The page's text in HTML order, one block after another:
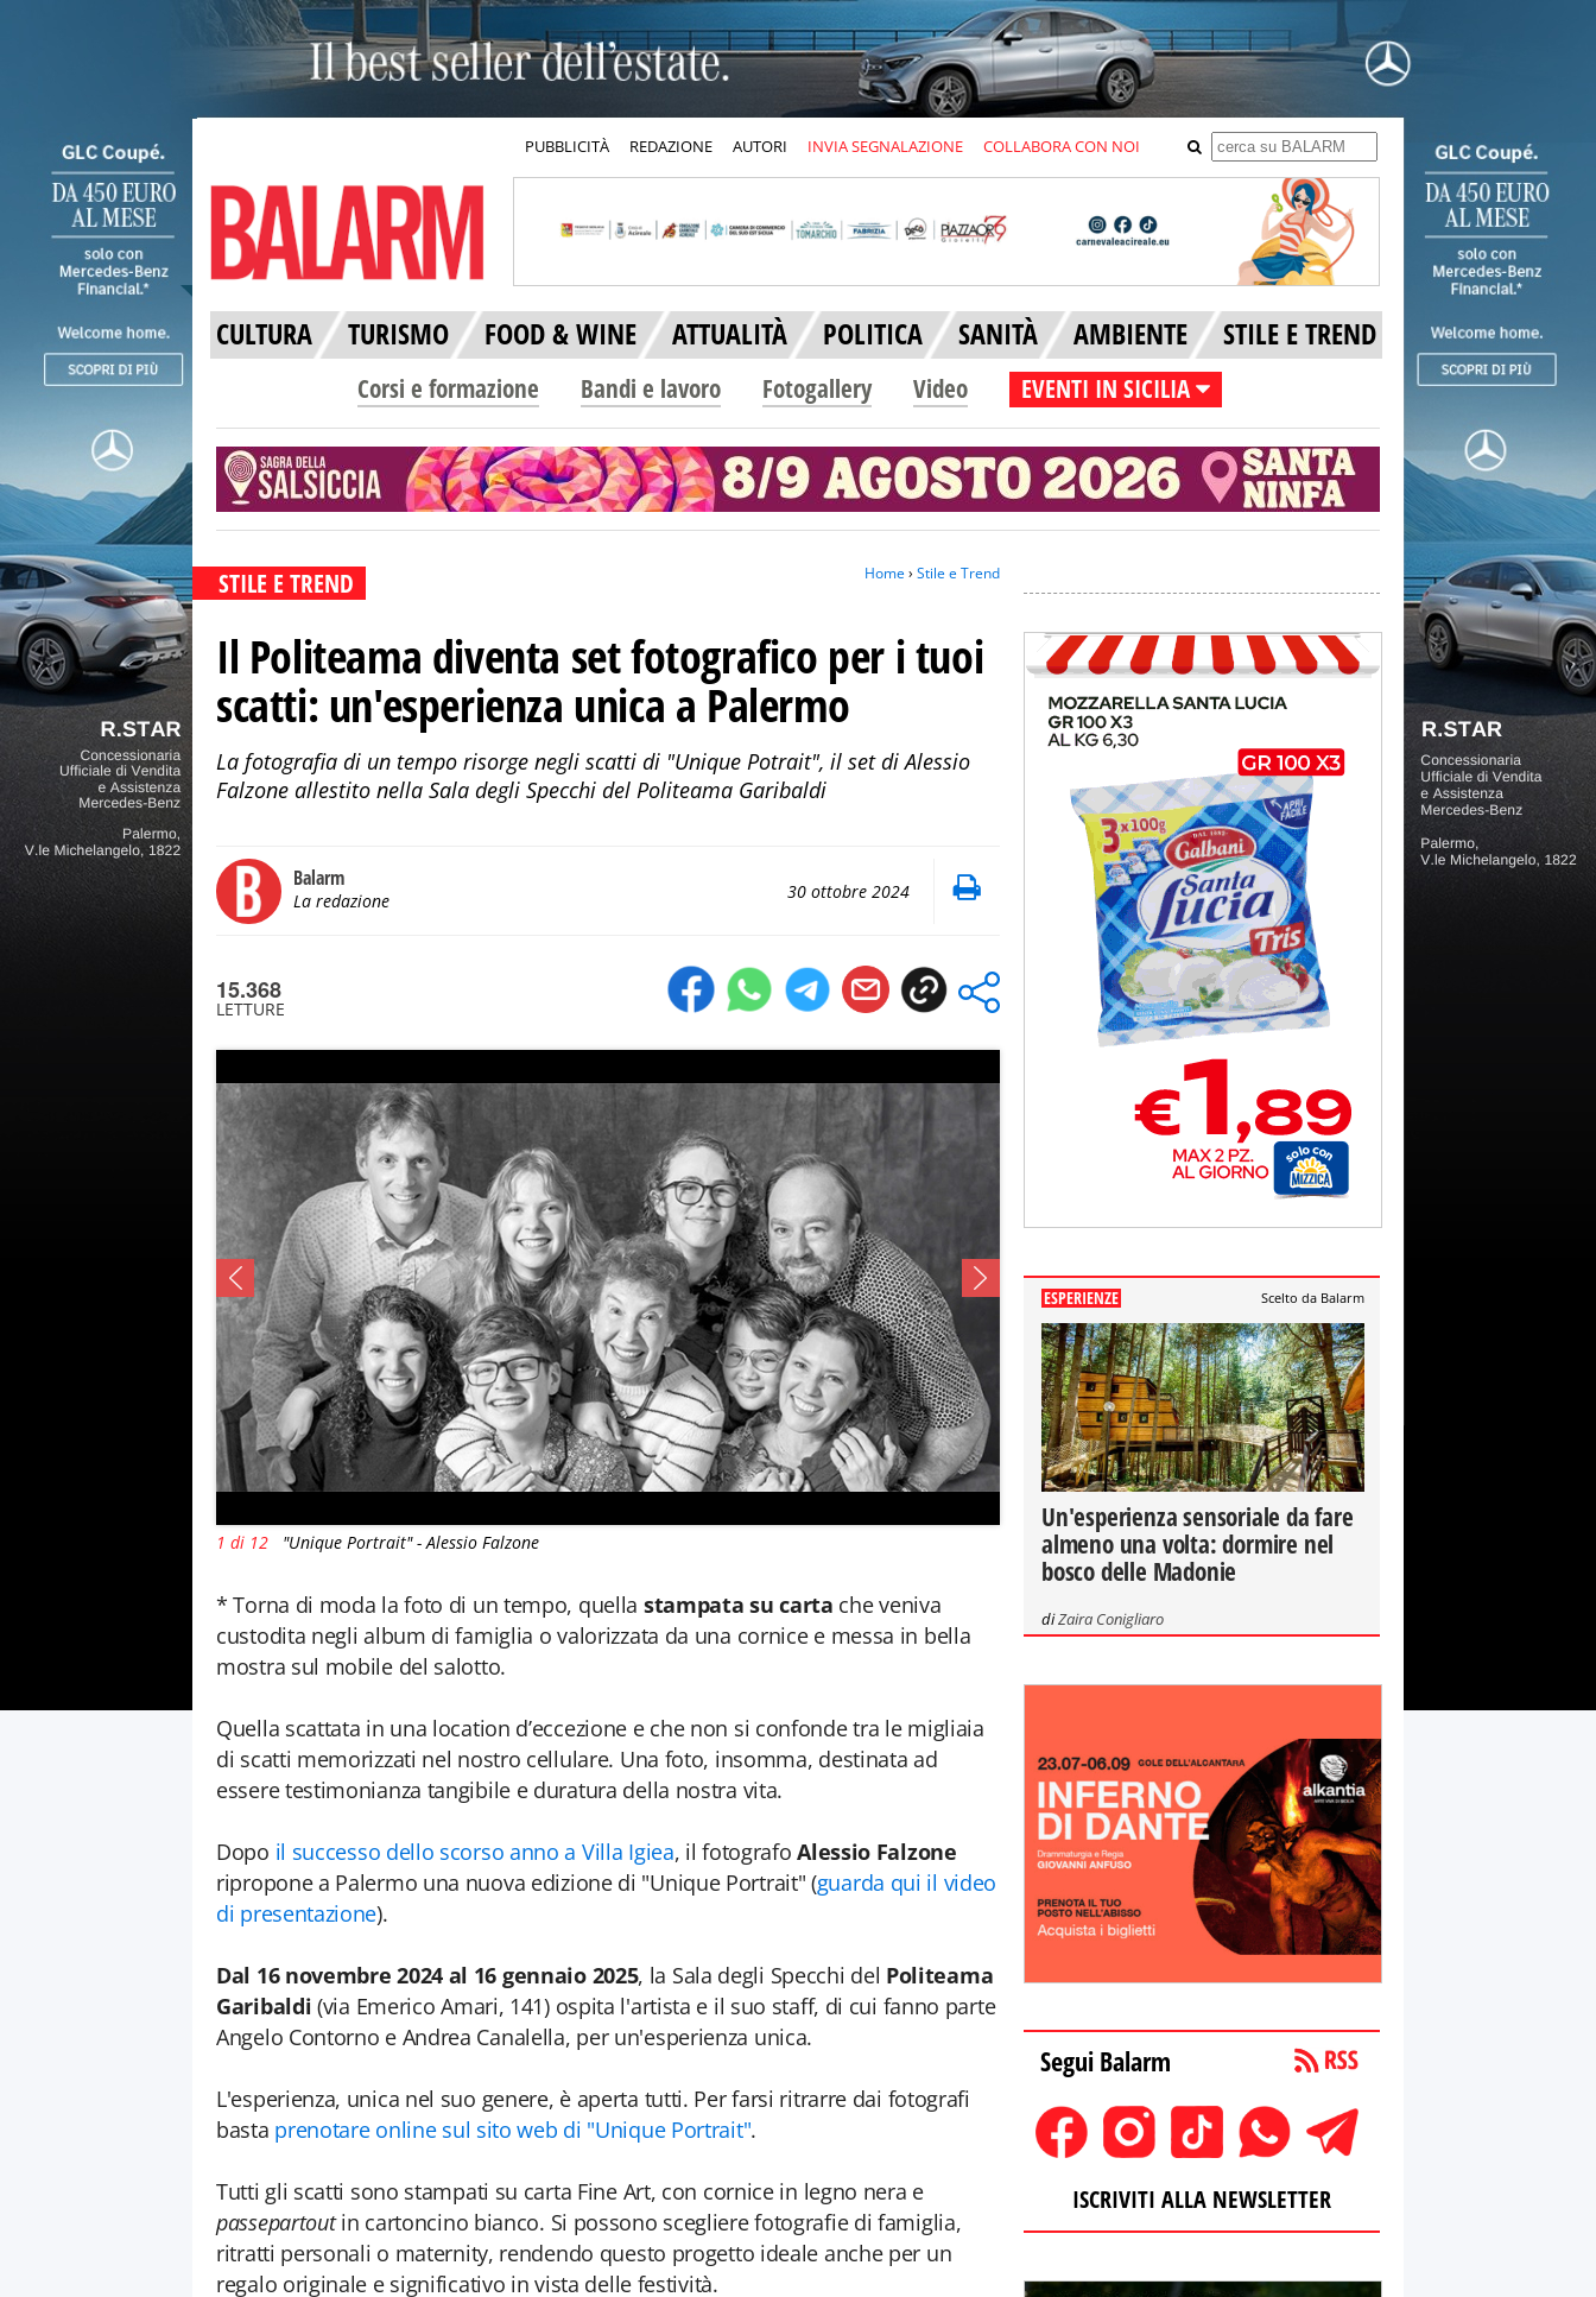
PUBBLICITÀ REDAZIONE AUTORI INVIA SEGNALAZIONE COLLABORA CON NOI
CULTURA TURISMO FOOD & WINE ATTUALITÀ POLITICA SANITÀ AMBIENTE STILE E TREND
Corsi e formazione Bandi e lavoro Fotogallery Video EVENTI IN SICILIA
STILE E TREND Home› Stile e Trend
Il Politeama diventa set fotografico per i tuoi
scatti: un'esperienza unica a Palermo
La fotografia di un tempo risorge negli scatti di "Unique Potrait", il set di Alessio
Falzone allestito nella Sala degli Specchi del Politeama Garibaldi
Balarm
La redazione 30 ottobre 2024
15.368
LETTURE
1 di 12 "Unique Portrait" - Alessio Falzone
* Torna di moda la foto di un tempo, quella stampata su carta che veniva
custodita negli album di famiglia o valorizzata da una cornice e messa in bella
mostra sul mobile del salotto.
Quella scattata in una location d’eccezione e che non si confonde tra le migliaia
di scatti memorizzati nel nostro cellulare. Una foto, insomma, destinata ad
essere testimonianza tangibile e duratura della nostra vita.
Dopo il successo dello scorso anno a Villa Igiea, il fotografoAlessio Falzone
ripropone a Palermo una nuova edizione di "Unique Portrait" (guarda qui il video
di presentazione).
Dal 16 novembre 2024 al 16 gennaio 2025, la Sala degli Specchi del Politeama
Garibaldi (via Emerico Amari, 141) ospita l'artista e il suo staff, di cui fanno parte
Angelo Contorno e Andrea Canalella, per un'esperienza unica.
L'esperienza, unica nel suo genere, è aperta tutti. Per farsi ritrarre dai fotografi
basta prenotare online sul sito web di "Unique Portrait".
Tutti gli scatti sono stampati su carta Fine Art, con cornice in legno nera e
passepartoutin cartoncino bianco. Si possono scegliere fotografie di famiglia,
ritratti personali o maternity, rendendo questo progetto ideale anche per un
regalo originale e significativo in vista delle festività.
ESPERIENZE Scelto da Balarm
Un'esperienza sensoriale da fare
almeno una volta: dormire nel
bosco delle Madonie
diZaira Conigliaro
Segui Balarm
ISCRIVITI ALLA NEWSLETTER